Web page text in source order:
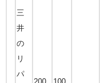
三
井
の
リ
パ